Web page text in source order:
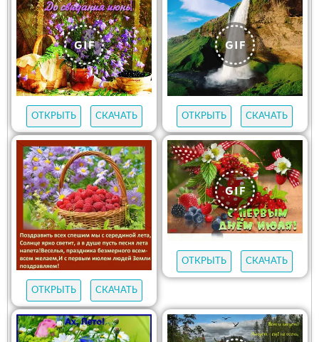
ОТКРЫТЬ СКАЧАТЬ ОТКРЫТЬ СКАЧАТЬ
ОТКРЫТЬ СКАЧАТЬ
ОТКРЫТЬ СКАЧАТЬ